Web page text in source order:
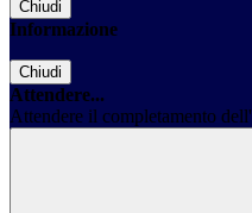
Chiudi
Informazione
Chiudi
Attendere...
Attendere il completamento